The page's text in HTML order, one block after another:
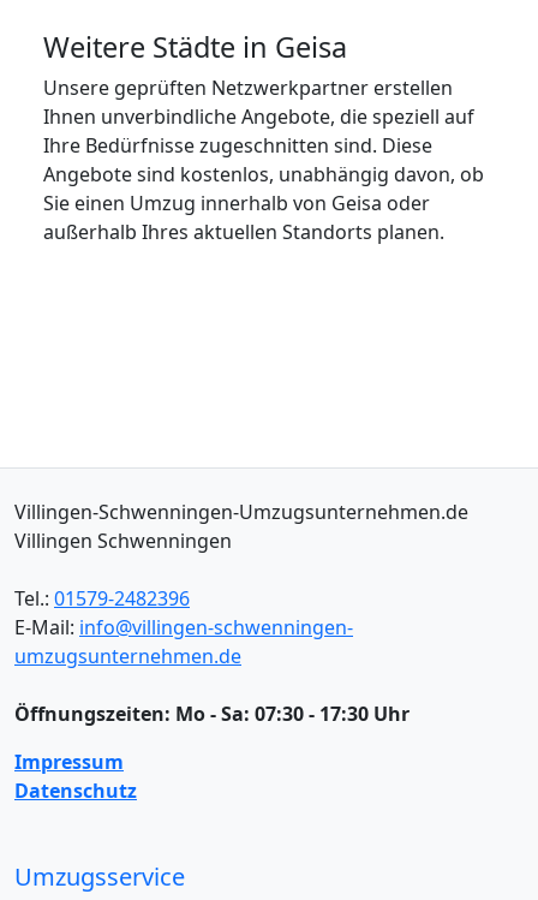
Weitere Städte in Geisa
Unsere geprüften Netzwerkpartner erstellen
Ihnen unverbindliche Angebote, die speziell auf
Ihre Bedürfnisse zugeschnitten sind. Diese
Angebote sind kostenlos, unabhängig davon, ob
Sie einen Umzug innerhalb von Geisa oder
außerhalb Ihres aktuellen Standorts planen.
Villingen-Schwenningen-Umzugsunternehmen.de
Villingen Schwenningen
Tel.: 01579-2482396
E-Mail: info@villingen-schwenningen-
umzugsunternehmen.de
Öffnungszeiten: Mo - Sa: 07:30 - 17:30 Uhr
Impressum
Datenschutz
Umzugsservice